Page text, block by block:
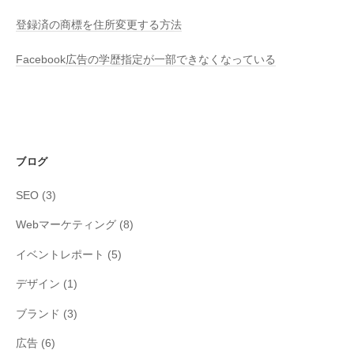
登録済の商標を住所変更する方法
Facebook広告の学歴指定が一部できなくなっている
ブログ
SEO (3)
Webマーケティング (8)
イベントレポート (5)
デザイン (1)
ブランド (3)
広告 (6)